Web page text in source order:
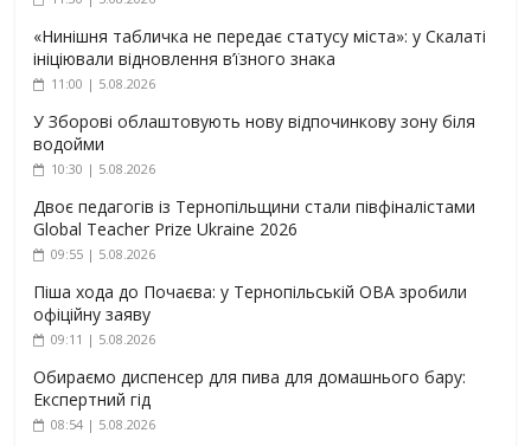
«Нинішня табличка не передає статусу міста»: у Скалаті
ініціювали відновлення в’їзного знака
11:00 | 5.08.2026
У Зборові облаштовують нову відпочинкову зону біля
водойми
10:30 | 5.08.2026
Двоє педагогів із Тернопільщини стали півфіналістами
Global Teacher Prize Ukraine 2026
09:55 | 5.08.2026
Піша хода до Почаєва: у Тернопільській ОВА зробили
офіційну заяву
09:11 | 5.08.2026
Обираємо диспенсер для пива для домашнього бару:
Експертний гід
08:54 | 5.08.2026